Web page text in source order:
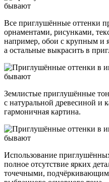
Все приглушённые оттенки
орнаментами, рисунками,
например, обои с крупным и
а остальные выкрасить в
Землистые приглушённые
с натуральной древесиной и
гармоничная картина.
Использование
полное отсутствие ярких
точечными,